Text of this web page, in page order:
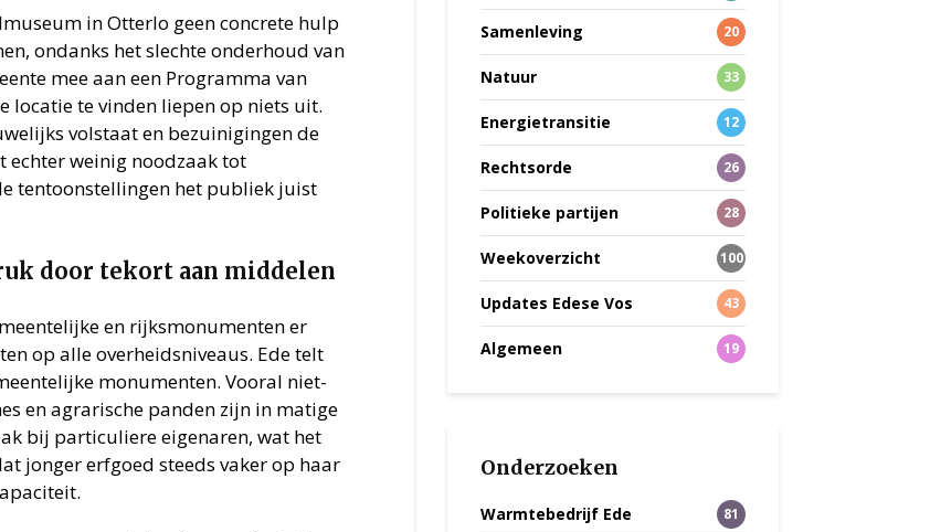
in Otterlo geen concrete hulp
ondanks het slechte onderhoud van
mee aan een Programma van
locatie te vinden liepen op niets uit.
volstaat en bezuinigingen de
echter weinig noodzaak tot
tentoonstellingen het publiek juist
door tekort aan middelen
en rijksmonumenten er
op alle overheidsniveaus. Ede telt
monumenten. Vooral niet-
en agrarische panden zijn in matige
bij particuliere eigenaren, wat het
jonger erfgoed steeds vaker op haar
Samenleving 20
Natuur 33
Energietransitie 12
Rechtsorde 26
Politieke partijen 28
Weekoverzicht 100
Updates Edese Vos 43
Algemeen 19
Onderzoeken
Warmtebedrijf Ede 81